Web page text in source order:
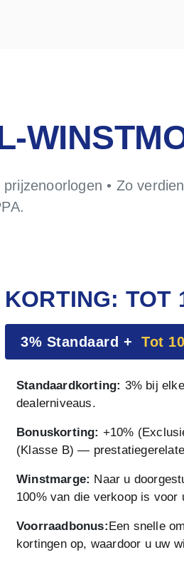
• Zo
KORTING: TOT
3% Standaard + Tot
Standaardkorting: 3% bij
dealerniveaus.
Bonuskorting: +10%
(Klasse B) —
Winstmarge: Naar u
100% van die verkoop is voor
Voorraadbonus: Een snelle
kortingen op, waardoor u uw